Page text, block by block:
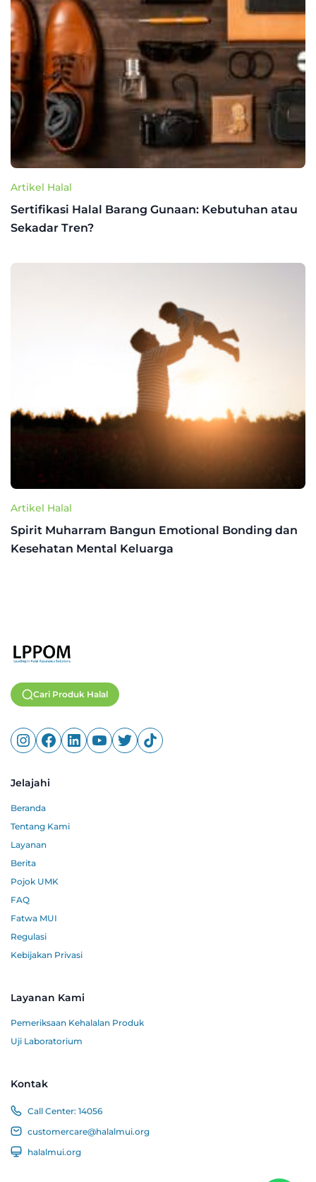
Artikel Halal
Sertifikasi Halal Barang Gunaan: Kebutuhan atau
Sekadar Tren?
Artikel Halal
Spirit Muharram Bangun Emotional Bonding dan
Kesehatan Mental Keluarga
Cari Produk Halal
Jelajahi
Beranda
Tentang Kami
Layanan
Berita
Pojok UMK
FAQ
Fatwa MUI
Regulasi
Kebijakan Privasi
Layanan Kami
Pemeriksaan Kehalalan Produk
Uji Laboratorium
Kontak
Call Center: 14056
customercare@halalmui.org
halalmui.org